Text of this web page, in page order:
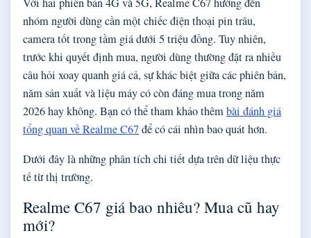
nhóm người dùng cần một chiếc điện thoại pin trâu,
camera tốt trong tầm giá dưới 5 triệu đồng. Tuy nhiên,
trước khi quyết định mua, người dùng thường đặt ra nhiều
câu hỏi xoay quanh giá cả, sự khác biệt giữa các phiên bản,
năm sản xuất và liệu máy có còn đáng mua trong năm
2026 hay không. Bạn có thể tham khảo thêmbài đánh giá
tổng quan về Realme C67để có cái nhìn bao quát hơn.
Dưới đây là những phân tích chi tiết dựa trên dữ liệu thực
tế từ thị trường.
Realme C67 giá bao nhiêu? Mua cũ hay
mới?